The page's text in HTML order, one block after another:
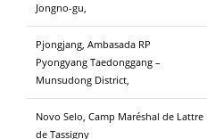
Jongno-gu,
Pjongjang, Ambasada RP
Pyongyang Taedonggang –
Munsudong District,
Novo Selo, Camp Maréshal de Lattre
de Tassigny